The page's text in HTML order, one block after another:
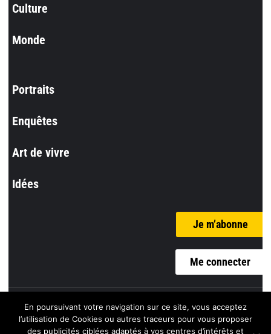
Culture
Monde
Portraits
Enquêtes
Art de vivre
Idées
Je m’abonne
Me connecter
© l’Incorrect
En poursuivant votre navigation sur ce site, vous acceptez
l’utilisation de Cookies ou autres traceurs pour vous proposer
des publicités ciblées adaptés à vos centres d’intérêts et